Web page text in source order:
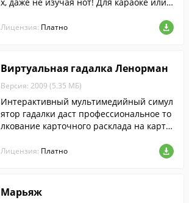
или караоке файлы для компьютера.
Лицензия: Платно
Виртуальная гадалка Ленорман
Версия: 2009 (5.35 МБ)
Интерактивный мультимедийный симул
ятор гадалки даст профессиональное то
лкование карточного расклада на карта
Лицензия: Платно
Марьяж